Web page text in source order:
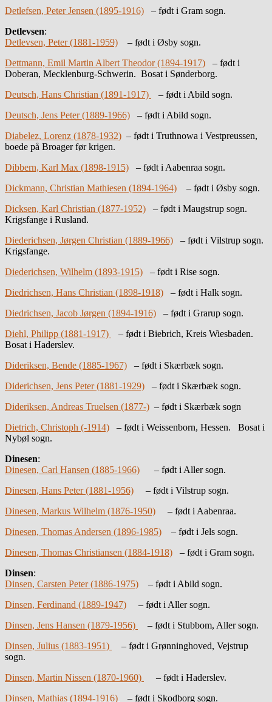
Detlefsen, Peter Jensen (1895-1916) – født i Gram sogn.
Detlevsen:
Detlevsen, Peter (1881-1959) – født i Øsby sogn.
Dettmann, Emil Martin Albert Theodor (1894-1917) – født i
Doberan, Mecklenburg-Schwerin. Bosat i Sønderborg.
Deutsch, Hans Christian (1891-1917)
– født i Abild sogn.
Deutsch, Jens Peter (1889-1966) – født i Abild sogn.
Diabelez, Lorenz (1878-1932) – født i Truthnowa i Vestpreussen,
boede på Broager før krigen.
Dibbern, Karl Max (1898-1915) – født i Aabenraa sogn.
Dickmann, Christian Mathiesen (1894-1964) – født i Øsby sogn.
Dicksen, Karl Christian (1877-1952) – født i Maugstrup sogn.
Krigsfange i Rusland.
Diederichsen, Jørgen Christian (1889-1966) – født i Vilstrup sogn.
Krigsfange.
Diederichsen, Wilhelm (1893-1915) – født i Rise sogn.
Diedrichsen, Hans Christian (1898-1918) – født i Halk sogn.
Diedrichsen, Jacob Jørgen (1894-1916) – født i Grarup sogn.
Diehl, Philipp (1881-1917)
– født i Biebrich, Kreis Wiesbaden.
Bosat i Haderslev.
Dideriksen, Bende (1885-1967) – født i Skærbæk sogn.
Diderichsen, Jens Peter (1881-1929) – født i Skærbæk sogn.
Dideriksen, Andreas Truelsen (1877-) – født i Skærbæk sogn
Dietrich, Christoph (-1914) – født i Weissenborn, Hessen. Bosat i
Nybøl sogn.
Dinesen:
Dinesen, Carl Hansen (1885-1966) – født i Aller sogn.
Dinesen, Hans Peter (1881-1956) – født i Vilstrup sogn.
Dinesen, Markus Wilhelm (1876-1950) – født i Aabenraa.
Dinesen, Thomas Andersen (1896-1985) – født i Jels sogn.
Dinesen, Thomas Christiansen (1884-1918) – født i Gram sogn.
Dinsen:
Dinsen, Carsten Peter (1886-1975) – født i Abild sogn.
Dinsen, Ferdinand (1889-1947) – født i Aller sogn.
Dinsen, Jens Hansen (1879-1956)
– født i Stubbom, Aller sogn.
Dinsen, Julius (1883-1951)
– født i Grønninghoved, Vejstrup
sogn.
Dinsen, Martin Nissen (1870-1960)
– født i Haderslev.
Dinsen, Mathias (1894-1916)
– født i Skodborg sogn.